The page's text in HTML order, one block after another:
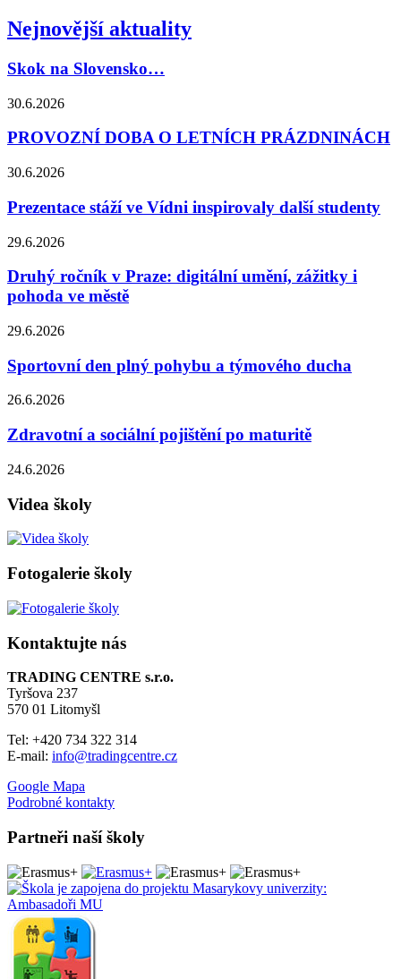
Nejnovější aktuality
Skok na Slovensko…
30.6.2026
PROVOZNÍ DOBA O LETNÍCH PRÁZDNINÁCH
30.6.2026
Prezentace stáží ve Vídni inspirovaly další studenty
29.6.2026
Druhý ročník v Praze: digitální umění, zážitky i
pohoda ve městě
29.6.2026
Sportovní den plný pohybu a týmového ducha
26.6.2026
Zdravotní a sociální pojištění po maturitě
24.6.2026
Videa školy
Fotogalerie školy
Kontaktujte nás
TRADING CENTRE s.r.o.
Tyršova 237
570 01 Litomyšl
Tel: +420 734 322 314
E-mail: info@tradingcentre.cz
Google Mapa
Podrobné kontakty
Partneři naší školy